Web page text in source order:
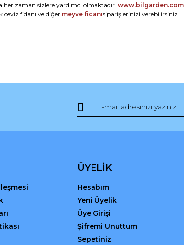
her zaman sizlere yardımcı olmaktadır. www.bilgarden.com
fidanı ve diğer meyve fidanısiparişlerinizi verebilirsiniz.
ÜYELİK
Hesabım
Yeni Üyelik
Üye Girişi
Şifremi Unuttum
Sepetiniz